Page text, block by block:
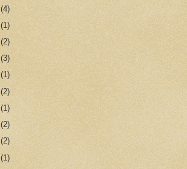
(4)
(1)
(2)
(3)
(1)
(2)
(1)
(2)
(2)
(1)